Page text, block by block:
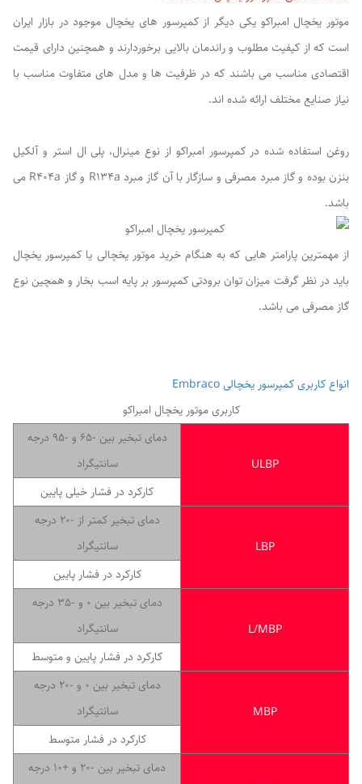
موتور یخچال امبراکو یکی دیگر از کمپرسور های یخچال موجود در بازار ایران
است که از کیفیت مطلوب و راندمان بالایی برخوردارند و همچنین دارای قیمت
اقتصادی مناسب می باشند که در ظرفیت ها و مدل های متفاوت مناسب با
نیاز صنایع مختلف ارائه شده اند.
روغن استفاده شده در کمپرسور امبراکو از نوع مینرال، پلی ال استر و آلکیل
بنزن بوده و گاز مبرد مصرفی و سازگار با آن گاز مبرد R134a و گاز R404a می
باشد.
از مهمترین پارامتر هایی که به هنگام خرید موتور یخچالی یا کمپرسور یخچال
باید در نظر گرفت میزان توان برودتی کمپرسور بر پایه اسب بخار و همچین نوع
گاز مصرفی می باشد.
انواع کاربری کمپرسور یخچالی Embraco
کاربری موتور یخچال امبراکو
ULBP
دمای تبخیر بین -65 و -95 درجه
سانتیگراد
کارکرد در فشار خیلی پایین
LBP
دمای تبخیر کمتر از -20 درجه
سانتیگراد
کارکرد در فشار پایین
L/MBP
دمای تبخیر بین 0 و -35 درجه
سانتیگراد
کارکرد در فشار پایین و متوسط
MBP
دمای تبخیر بین 0 و -20 درجه
سانتیگراد
کارکرد در فشار متوسط
دمای تبخیر بین -20 و +10 درجه